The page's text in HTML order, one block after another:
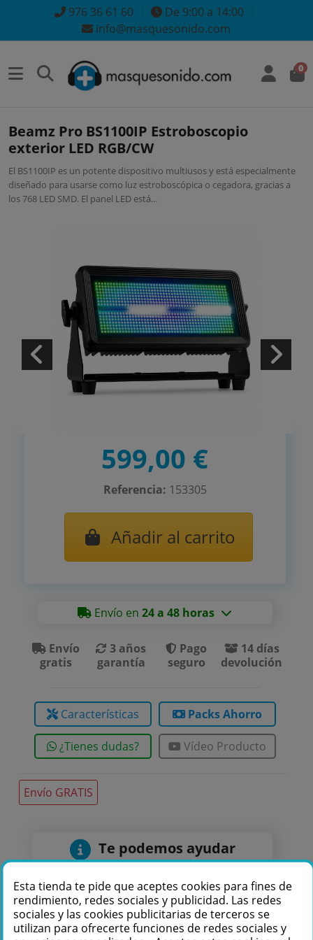
976 36 61 60
De 9:00 a 14:00
info@masquesonido.com
0
Beamz Pro BS1100IP Estroboscopio
exterior LED RGB/CW
El BS1100IP es un potente dispositivo multiusos y está especialmente
diseñado para usarse como luz estroboscópica o cegadora, gracias a
los 768 LED SMD. El panel LED está...
Envío GRATIS
Te podemos ayudar
599,00 €
Referencia: 153305
Añadir al carrito
Envío en24 a 48 horas
Envío
gratis
3 años
garantía
Pago
seguro
14 días
devolución
Características Packs Ahorro
¿Tienes dudas? Vídeo Producto
Esta tienda te pide que aceptes cookies para fines de
rendimiento, redes sociales y publicidad. Las redes
sociales y las cookies publicitarias de terceros se
utilizan para ofrecerte funciones de redes sociales y